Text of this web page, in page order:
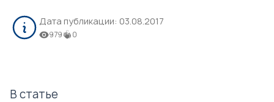
Дата публикации: 03.08.2017
979 0
В статье